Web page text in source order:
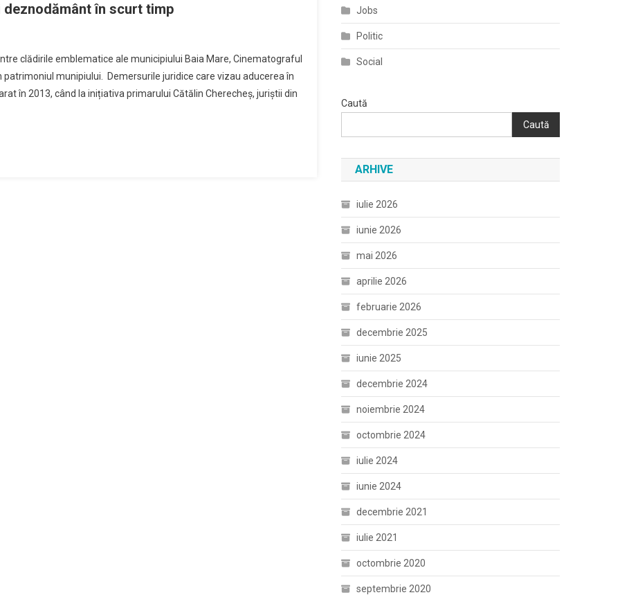
în scurt timp
clădirile emblematice ale municipiului Baia Mare, Cinematograful
patrimoniul munipiului. Demersurile juridice care vizau aducerea în
în 2013, când la inițiativa primarului Cătălin Cherecheș, juriștii din
Jobs
Politic
Social
Caută
Caută
ARHIVE
iulie 2026
iunie 2026
mai 2026
aprilie 2026
februarie 2026
decembrie 2025
iunie 2025
decembrie 2024
noiembrie 2024
octombrie 2024
iulie 2024
iunie 2024
decembrie 2021
iulie 2021
octombrie 2020
septembrie 2020